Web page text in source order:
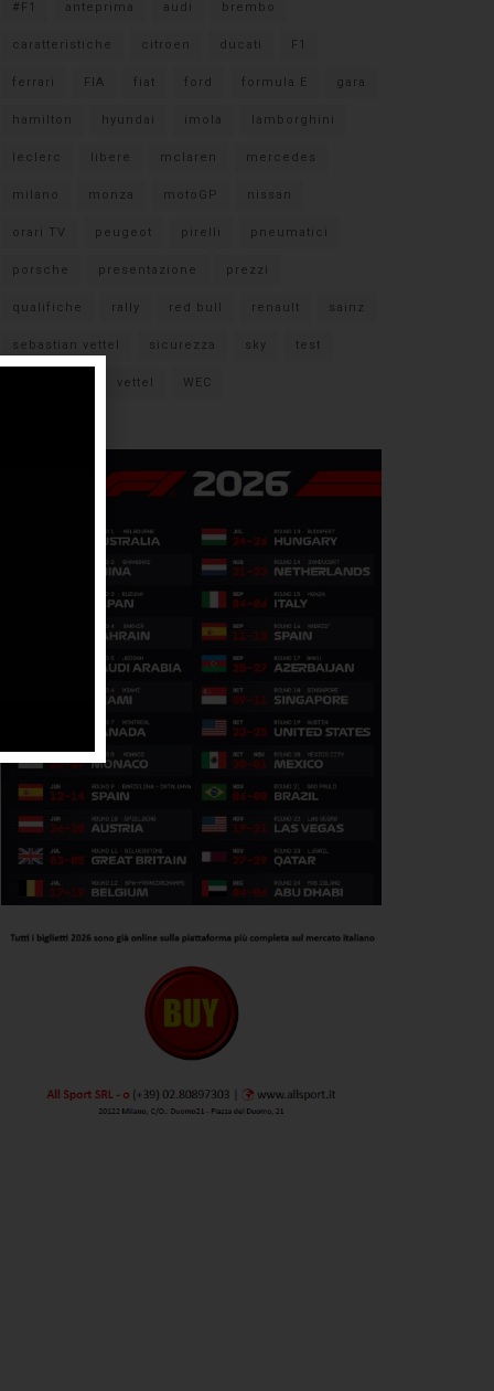
#F1 anteprima audi brembo
caratteristiche citroen ducati F1
ferrari FIA fiat ford formula E gara
hamilton hyundai imola lamborghini
leclerc libere mclaren mercedes
milano monza motoGP nissan
orari TV peugeot pirelli pneumatici
porsche presentazione prezzi
qualifiche rally red bull renault sainz
sebastian vettel sicurezza sky test
vettel WEC